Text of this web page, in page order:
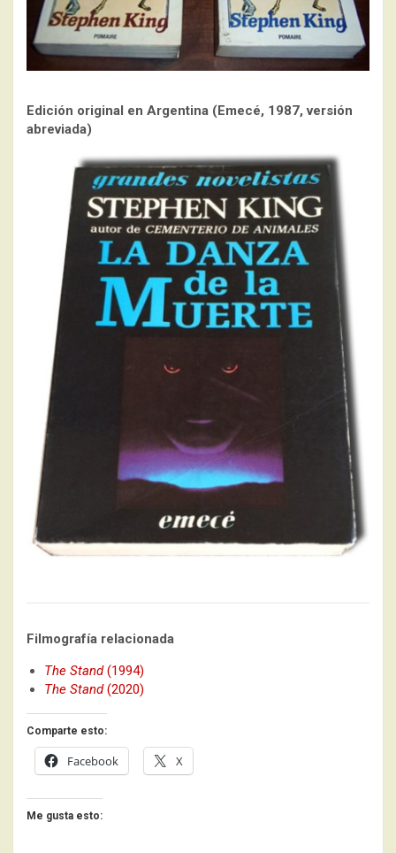
Edición original en Argentina (Emecé, 1987, versión
abreviada)
Filmografía relacionada
The Stand(1994)
The Stand(2020)
Comparte esto:
Facebook X
Me gusta esto: